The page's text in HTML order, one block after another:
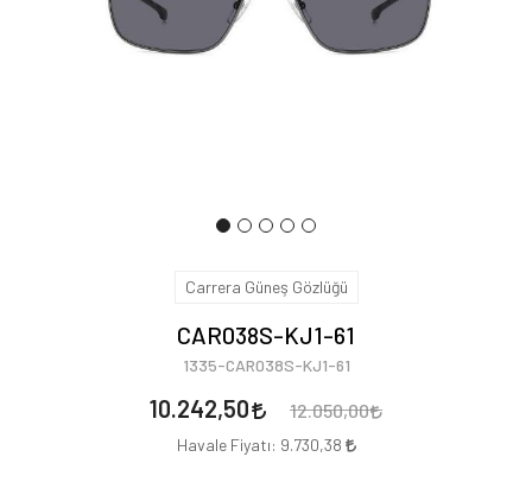
Carrera Güneş Gözlüğü
CAR038S-KJ1-61
1335-CAR038S-KJ1-61
10.242,50 12.050,00
Havale Fiyatı: 9.730,38